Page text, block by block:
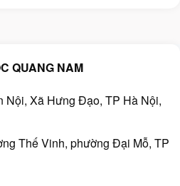
QUANG NAM
Nội, Xã Hưng Đạo, TP Hà Nội,
Thế Vinh, phường Đại Mỗ, TP